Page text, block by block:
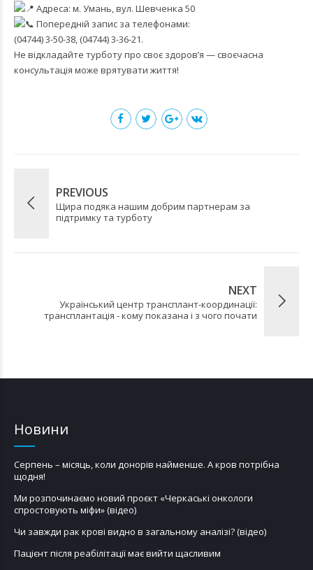
Адреса: м. Умань, вул. Шевченка 50
Попередній запис за телефонами:
(04744) 3-50-38, (04744) 3-36-21.
Не відкладайте турботу про своє здоров’я — своєчасна
консультація може врятувати життя!
PREVIOUS
Щира подяка нашим добрим партнерам за
підтримку та турботу
NEXT
Український центр трансплант-координації:
трансплантація - кому показана і з чого почати
Новини
Серпень – місяць, коли донорів найменше. А кров потрібна
щодня!
Ми розпочинаємо новий проєкт «Черкаські онкологи
спростовують міфи» (відео)
Чи завжди рак крові видно в загальному аналізі? (відео)
Пацієнт після реабілітації має вийти щасливим